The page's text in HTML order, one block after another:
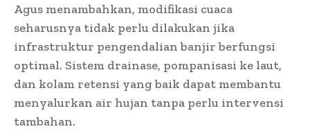
Agus menambahkan, modifikasi cuaca
seharusnya tidak perlu dilakukan jika
infrastruktur pengendalian banjir berfungsi
optimal. Sistem drainase, pompanisasi ke laut,
dan kolam retensi yang baik dapat membantu
menyalurkan air hujan tanpa perlu intervensi
tambahan.